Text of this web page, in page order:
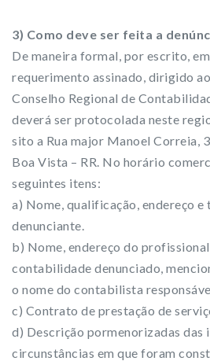
3) Como deve ser feita a
De maneira formal, por escrito,
requerimento assinado, dirigido
Conselho Regional de
deverá ser protocolada neste
sito a Rua major Manoel Correia,
Boa Vista – RR. No horário
seguintes itens:
a) Nome, qualificação, endereço e
denunciante.
b) Nome, endereço do
contabilidade denunciado,
o nome do contabilista
c) Contrato de prestação de
d) Descrição pormenorizadas das
circunstâncias em que foram